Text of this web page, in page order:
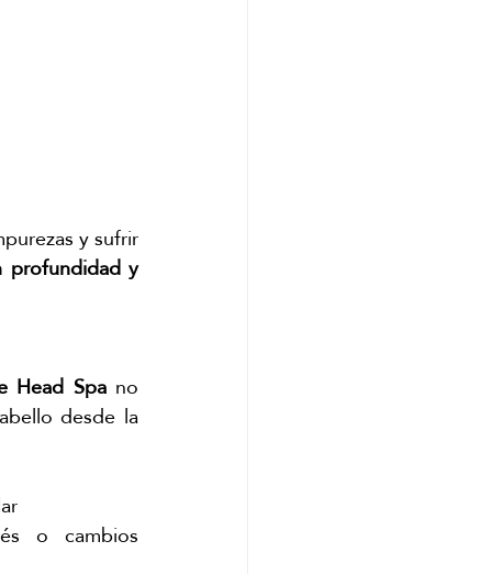
y sufrir
profundidad y
Head Spa no
desde la
o cambios